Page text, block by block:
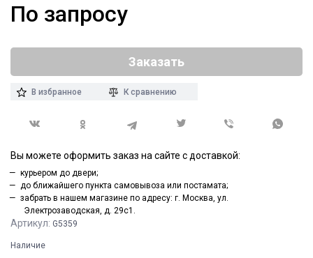
Артикул: G5359
Наличие
По запросу
Заказать
В избранное К сравнению
Вы можете оформить заказ на сайте с доставкой:
курьером до двери;
до ближайшего пункта самовывоза или постамата;
забрать в нашем магазине по адресу: г. Москва, ул.
Электрозаводская, д. 29с1.